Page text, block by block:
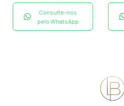
Consulte-nos
pelo WhatsApp